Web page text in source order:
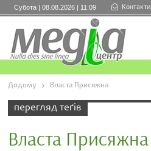
Субота | 08.08.2026 | 11:09 Контакти
Додому Власта Присяжна
перегляд теґів
Власта Присяжна